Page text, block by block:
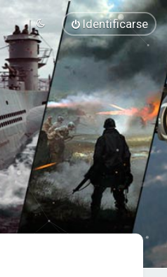
Identificarse